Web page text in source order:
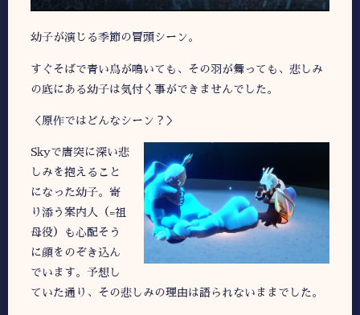
幼子が演じる季節の冒頭シーン。
すぐそばで青い鳥が鳴いても、その羽が舞っても、悲しみ
の底にある幼子は気付く事ができませんでした。
＜原作ではどんなシーン？＞
Skyで唐突に深い悲
しみを抱えること
になった幼子。寄
り添う案内人（=祖
母役）も心配そう
に顔をのぞき込ん
でいます。予想し
ていた通り、その悲しみの理由は語られないままでした。